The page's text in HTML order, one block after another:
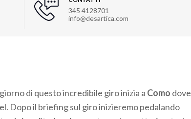
345 4128701
info@desartica.com
di questo incredibile giro inizia a Como dove
Dopo il briefing sul giro inizieremo pedalando